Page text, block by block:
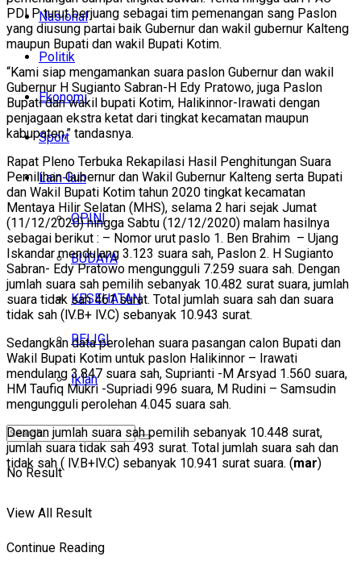
Nasional
Politik
Ekonomi
Sport
Lain-lain
OPINI
BUDAYA
KESEHATAN
RELIGI
Iklan
No Result
View All Result
PDI P turut berjuang sebagai tim pemenangan sang Paslon
yang diusung partai baik Gubernur dan wakil gubernur Kalteng
maupun Bupati dan wakil Bupati Kotim.
“Kami siap mengamankan suara paslon Gubernur dan wakil
Gubernur H Sugianto Sabran-H Edy Pratowo, juga Paslon
Bupati dan wakil bupati Kotim, Halikinnor-Irawati dengan
penjagaan ekstra ketat dari tingkat kecamatan maupun
kabupaten,” tandasnya.
Rapat Pleno Terbuka Rekapilasi Hasil Penghitungan Suara
Pemilihan Gubernur dan Wakil Gubernur Kalteng serta Bupati
dan Wakil Bupati Kotim tahun 2020 tingkat kecamatan
Mentaya Hilir Selatan (MHS), selama 2 hari sejak Jumat
(11/12/2020) hingga Sabtu (12/12/2020) malam hasilnya
sebagai berikut : – Nomor urut paslo 1. Ben Brahim – Ujang
Iskandar mendulang 3.123 suara sah, Paslon 2. H Sugianto
Sabran- Edy Pratowo mengungguli 7.259 suara sah. Dengan
jumlah suara sah pemilih sebanyak 10.482 surat suara, jumlah
suara tidak sah 461 surat. Total jumlah suara sah dan suara
tidak sah (lV.B+ lV.C) sebanyak 10.943 surat.
Sedangkan data perolehan suara pasangan calon Bupati dan
Wakil Bupati Kotim untuk paslon Halikinnor – Irawati
mendulang 3.847 suara sah, Suprianti -M Arsyad 1.560 suara,
HM Taufiq Mukri -Supriadi 996 suara, M Rudini – Samsudin
mengungguli perolehan 4.045 suara sah.
Dengan jumlah suara sah pemilih sebanyak 10.448 surat,
jumlah suara tidak sah 493 surat. Total jumlah suara sah dan
tidak sah ( lV.B+lV.C) sebanyak 10.941 surat suara. (mar)
Continue Reading